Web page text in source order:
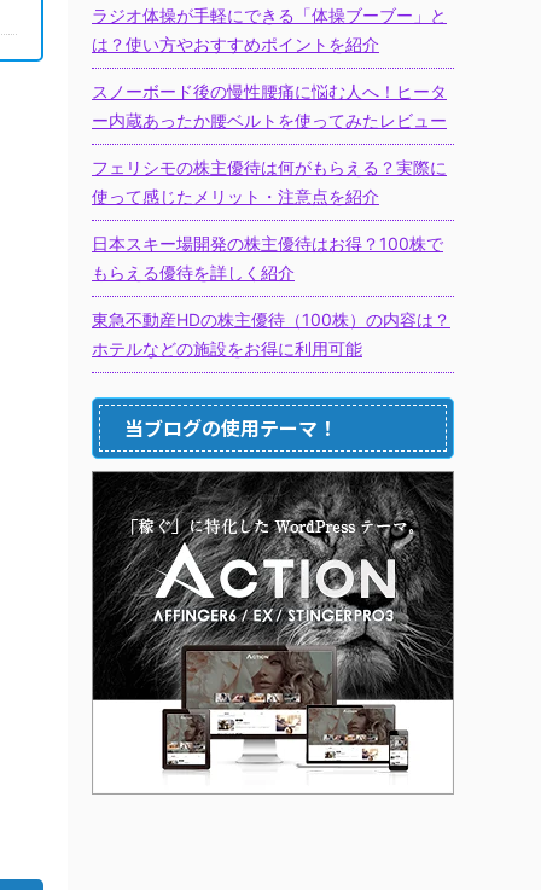
ラジオ体操が手軽にできる「体操ブーブー」と
は？使い方やおすすめポイントを紹介
スノーボード後の慢性腰痛に悩む人へ！ヒータ
ー内蔵あったか腰ベルトを使ってみたレビュー
フェリシモの株主優待は何がもらえる？実際に
使って感じたメリット・注意点を紹介
日本スキー場開発の株主優待はお得？100株で
もらえる優待を詳しく紹介
東急不動産HDの株主優待（100株）の内容は？
ホテルなどの施設をお得に利用可能
当ブログの使用テーマ！